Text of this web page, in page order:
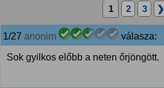
1 2 3 ❯
1/27 anonim válasza:
Sok gyilkos előbb a neten őrjöngött.